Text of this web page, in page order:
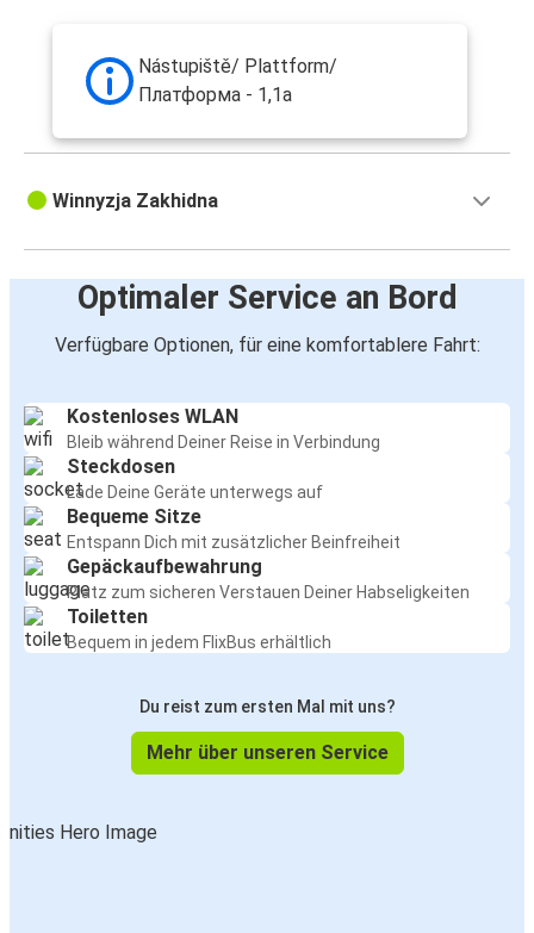
Stuttgart
Winnyzja
Winnyzja
München
Düsseldorf
Winnyzja
Winnyzja
Frankfurt
Winnyzja
Köln
Dresden
Nástupiště/ Plattform/
Платформа - 1,1a
Winnyzja Zakhidna
Optimaler Service an Bord
Verfügbare Optionen, für eine komfortablere Fahrt:
Kostenloses WLAN
Bleib während Deiner Reise in Verbindung
Steckdosen
Lade Deine Geräte unterwegs auf
Bequeme Sitze
Entspann Dich mit zusätzlicher Beinfreiheit
Gepäckaufbewahrung
Platz zum sicheren Verstauen Deiner Habseligkeiten
Toiletten
Bequem in jedem FlixBus erhältlich
Du reist zum ersten Mal mit uns?
Mehr über unseren Service